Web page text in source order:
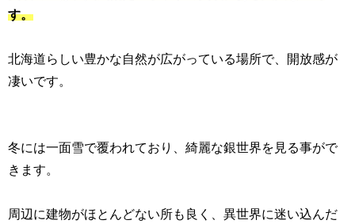
す。
北海道らしい豊かな自然が広がっている場所で、開放感が
凄いです。
冬には一面雪で覆われており、綺麗な銀世界を見る事がで
きます。
周辺に建物がほとんどない所も良く、異世界に迷い込んだ